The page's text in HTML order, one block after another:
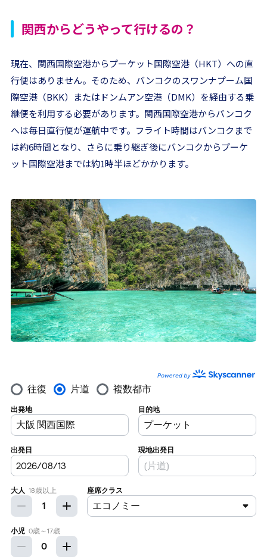
関西からどうやって行けるの？
現在、関西国際空港からプーケット国際空港（HKT）への直
行便はありません。そのため、バンコクのスワンナプーム国
際空港（BKK）またはドンムアン空港（DMK）を経由する乗
継便を利用する必要があります。関西国際空港からバンコク
へは毎日直行便が運航中です。フライト時間はバンコクまで
は約6時間となり、さらに乗り継ぎ後にバンコクからプーケ
ット国際空港までは約1時半ほどかかります。